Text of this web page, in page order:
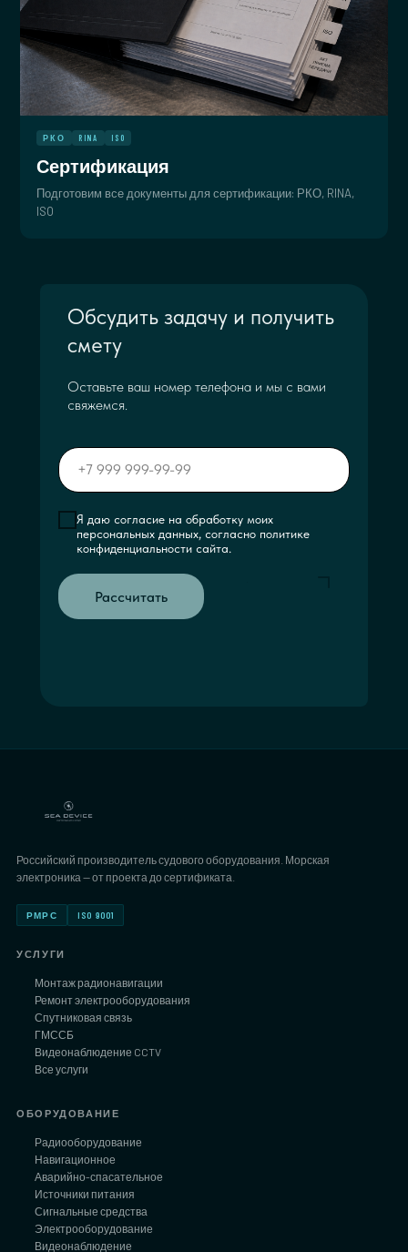
РКО RINA ISO
Сертификация
Подготовим все документы для сертификации: РКО, RINA,
ISO
Обсудить задачу и получить
смету
Оставьте ваш номер телефона и мы с вами
свяжемся.
Я даю согласие на обработку моих
персональных данных, согласно политике
конфиденциальности сайта.
Рассчитать
Российский производитель судового оборудования. Морская
электроника — от проекта до сертификата.
РМРС ISO 9001
УСЛУГИ
Монтаж радионавигации
Ремонт электрооборудования
Спутниковая связь
ГМССБ
Видеонаблюдение CCTV
Все услуги
ОБОРУДОВАНИЕ
Радиооборудование
Навигационное
Аварийно-спасательное
Источники питания
Сигнальные средства
Электрооборудование
Видеонаблюдение